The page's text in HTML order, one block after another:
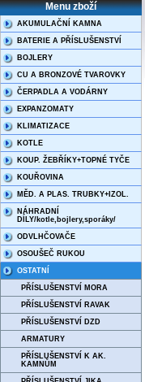
Menu zboží
AKUMULAČNÍ KAMNA
BATERIE A PŘÍSLUŠENSTVÍ
BOJLERY
CU A BRONZOVÉ TVAROVKY
ČERPADLA A VODÁRNY
EXPANZOMATY
KLIMATIZACE
KOTLE
KOUP. ŽEBŘÍKY+TOPNÉ TYČE
KOUŘOVINA
MĚD. A PLAS. TRUBKY+IZOL.
NÁHRADNÍ
DÍLY/kotle,bojlery,sporáky/
ODVLHČOVAČE
OSOUŠEČ RUKOU
OSTATNÍ
PŘÍSLUŠENSTVÍ MORA
PŘÍSLUŠENSTVÍ RAVAK
PŘÍSLUŠENSTVÍ DZD
ARMATURY
PŘÍSLUŠENSTVÍ K AK.
KAMNŮM